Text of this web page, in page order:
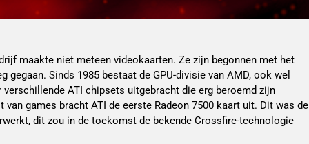
maakte niet meteen videokaarten. Ze zijn begonnen met het
Sinds 1985 bestaat de GPU-divisie van AMD, ook wel
ATI chipsets uitgebracht die erg beroemd zijn
games bracht ATI de eerste Radeon 7500 kaart uit. Dit was de
dit zou in de toekomst de bekende Crossfire-technologie